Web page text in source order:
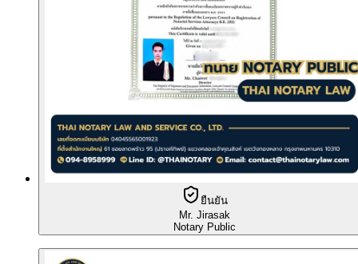
ยืนยัน
Mr. Jirasak
Notary Public